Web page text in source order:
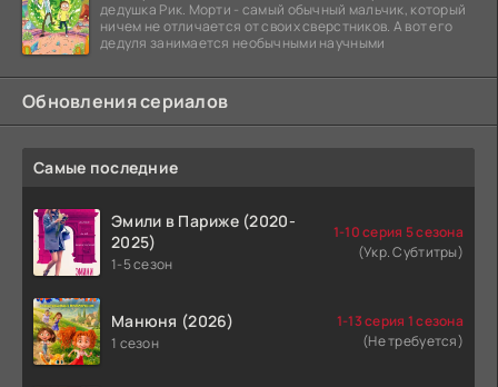
дедушка Рик. Морти - самый обычный мальчик, который
ничем не отличается от своих сверстников. А вот его
дедуля занимается необычными научными
Обновления сериалов
Самые последние
Эмили в Париже (2020-
2025)
1-5 сезон
1-10 серия 5 сезона
(Укр. Субтитры)
Манюня (2026)
1 сезон
1-13 серия 1 сезона
(Не требуется)